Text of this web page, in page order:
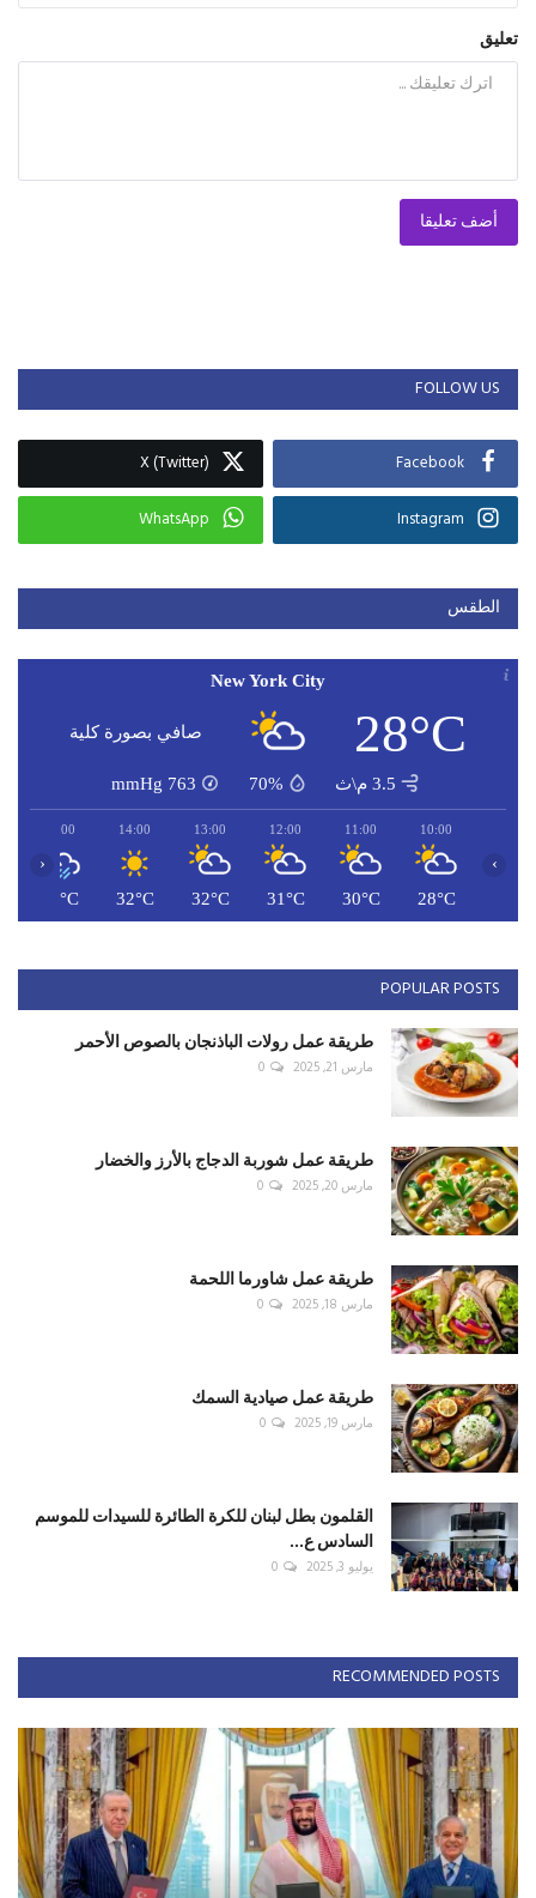
تعليق
أضف تعليقا
FOLLOW US
Facebook
X (Twitter)
Instagram
WhatsApp
الطقس
New York City
28°C صافي بصورة كلية
3.5 م\ث 70%
763
mmHg
10:00
28°C
11:00
30°C
12:00
31°C
13:00
32°C
14:00
32°C
15:00
33°C
‹ ›
POPULAR POSTS
طريقة عمل رولات الباذنجان بالصوص الأحمر
مارس 21, 2025 0
طريقة عمل شوربة الدجاج بالأرز والخضار
مارس 20, 2025 0
طريقة عمل شاورما اللحمة
مارس 18, 2025 0
طريقة عمل صيادية السمك
مارس 19, 2025 0
القلمون بطل لبنان للكرة الطائرة للسيدات للموسم
السادس ع...
يوليو 3, 2025 0
RECOMMENDED POSTS